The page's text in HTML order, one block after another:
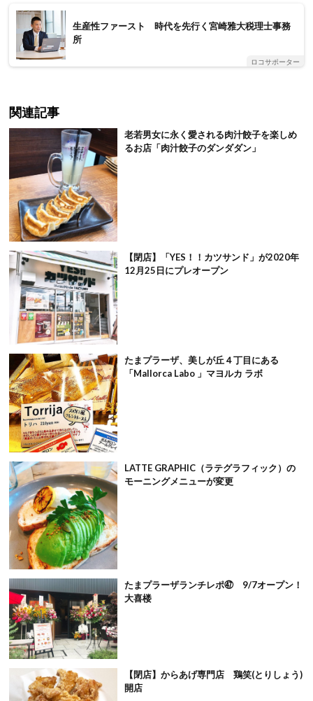
生産性ファースト 時代を先行く宮崎雅大税理士事務
所
ロコサポーター
関連記事
老若男女に永く愛される肉汁餃子を楽しめ
るお店「肉汁餃子のダンダダン」
【閉店】「YES！！カツサンド」が2020年
12月25日にプレオープン
たまプラーザ、美しが丘４丁目にある
「Mallorca Labo 」マヨルカ ラボ
LATTE GRAPHIC（ラテグラフィック）の
モーニングメニューが変更
たまプラーザランチレポ㊼ 9/7オープン！
大喜楼
【閉店】からあげ専門店 鶏笑(とりしょう)
開店